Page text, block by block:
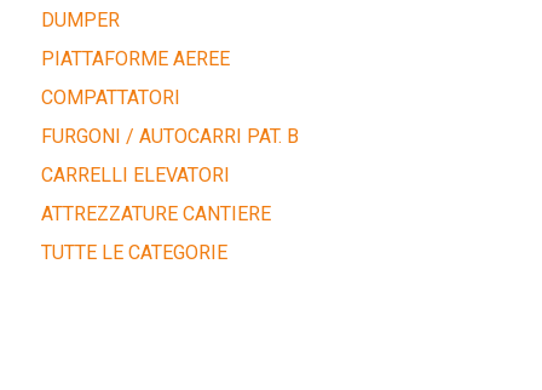
DUMPER
PIATTAFORME AEREE
COMPATTATORI
FURGONI / AUTOCARRI PAT. B
CARRELLI ELEVATORI
ATTREZZATURE CANTIERE
TUTTE LE CATEGORIE